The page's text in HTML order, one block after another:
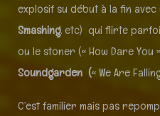
explosif su début à la fin avec
Smashing, etc) qui flirte
ou le stoner (« How Dare You
Soundgarden (« We Are
C’est familier mais pas